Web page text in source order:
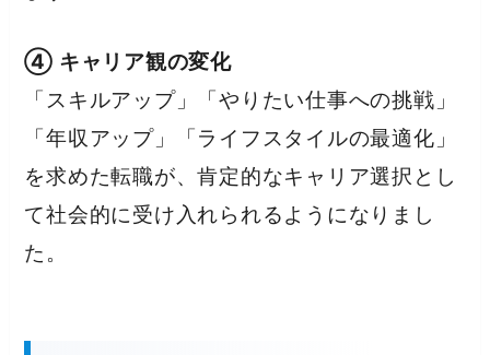
④ キャリア観の変化
「スキルアップ」「やりたい仕事への挑戦」
「年収アップ」「ライフスタイルの最適化」
を求めた転職が、肯定的なキャリア選択とし
て社会的に受け入れられるようになりまし
た。